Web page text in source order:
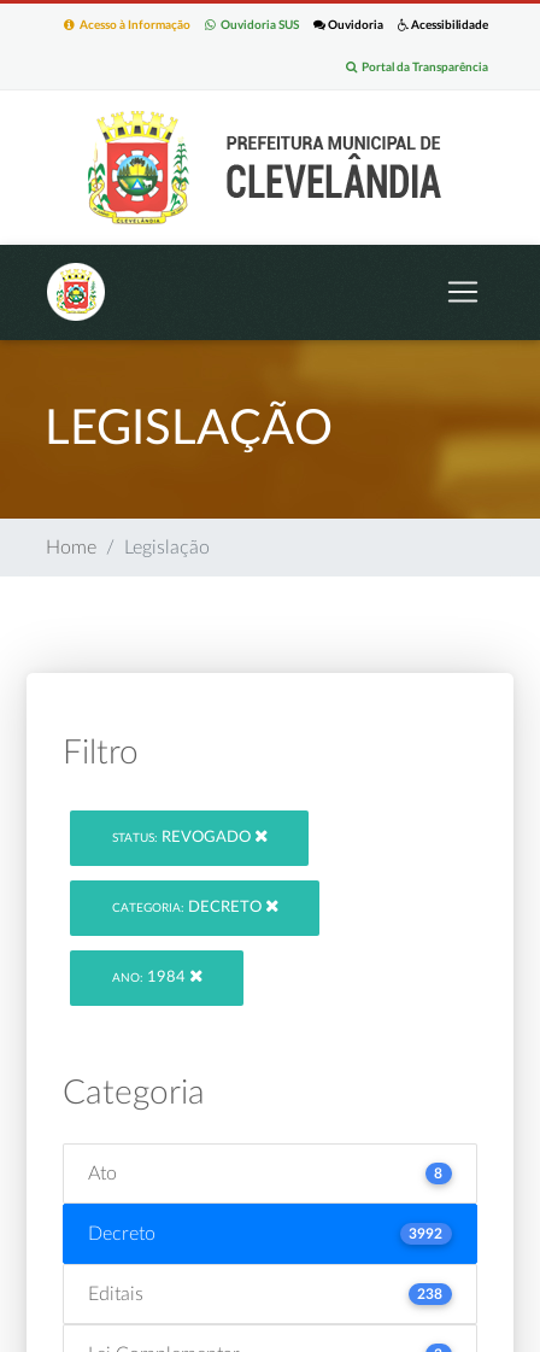
Acessibilidade
Ouvidoria
Ouvidoria SUS
Acesso à Informação
Portal da Transparência
LEGISLAÇÃO
Home Legislação
Filtro
STATUS: REVOGADO
CATEGORIA: DECRETO
ANO: 1984
Categoria
Ato 8
Decreto 3992
Editais 238